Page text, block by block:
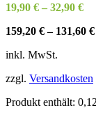
19,90 € – 32,90 €
159,20 €– 131,60 €
inkl. MwSt.
zzgl. Versandkosten
Produkt enthält: